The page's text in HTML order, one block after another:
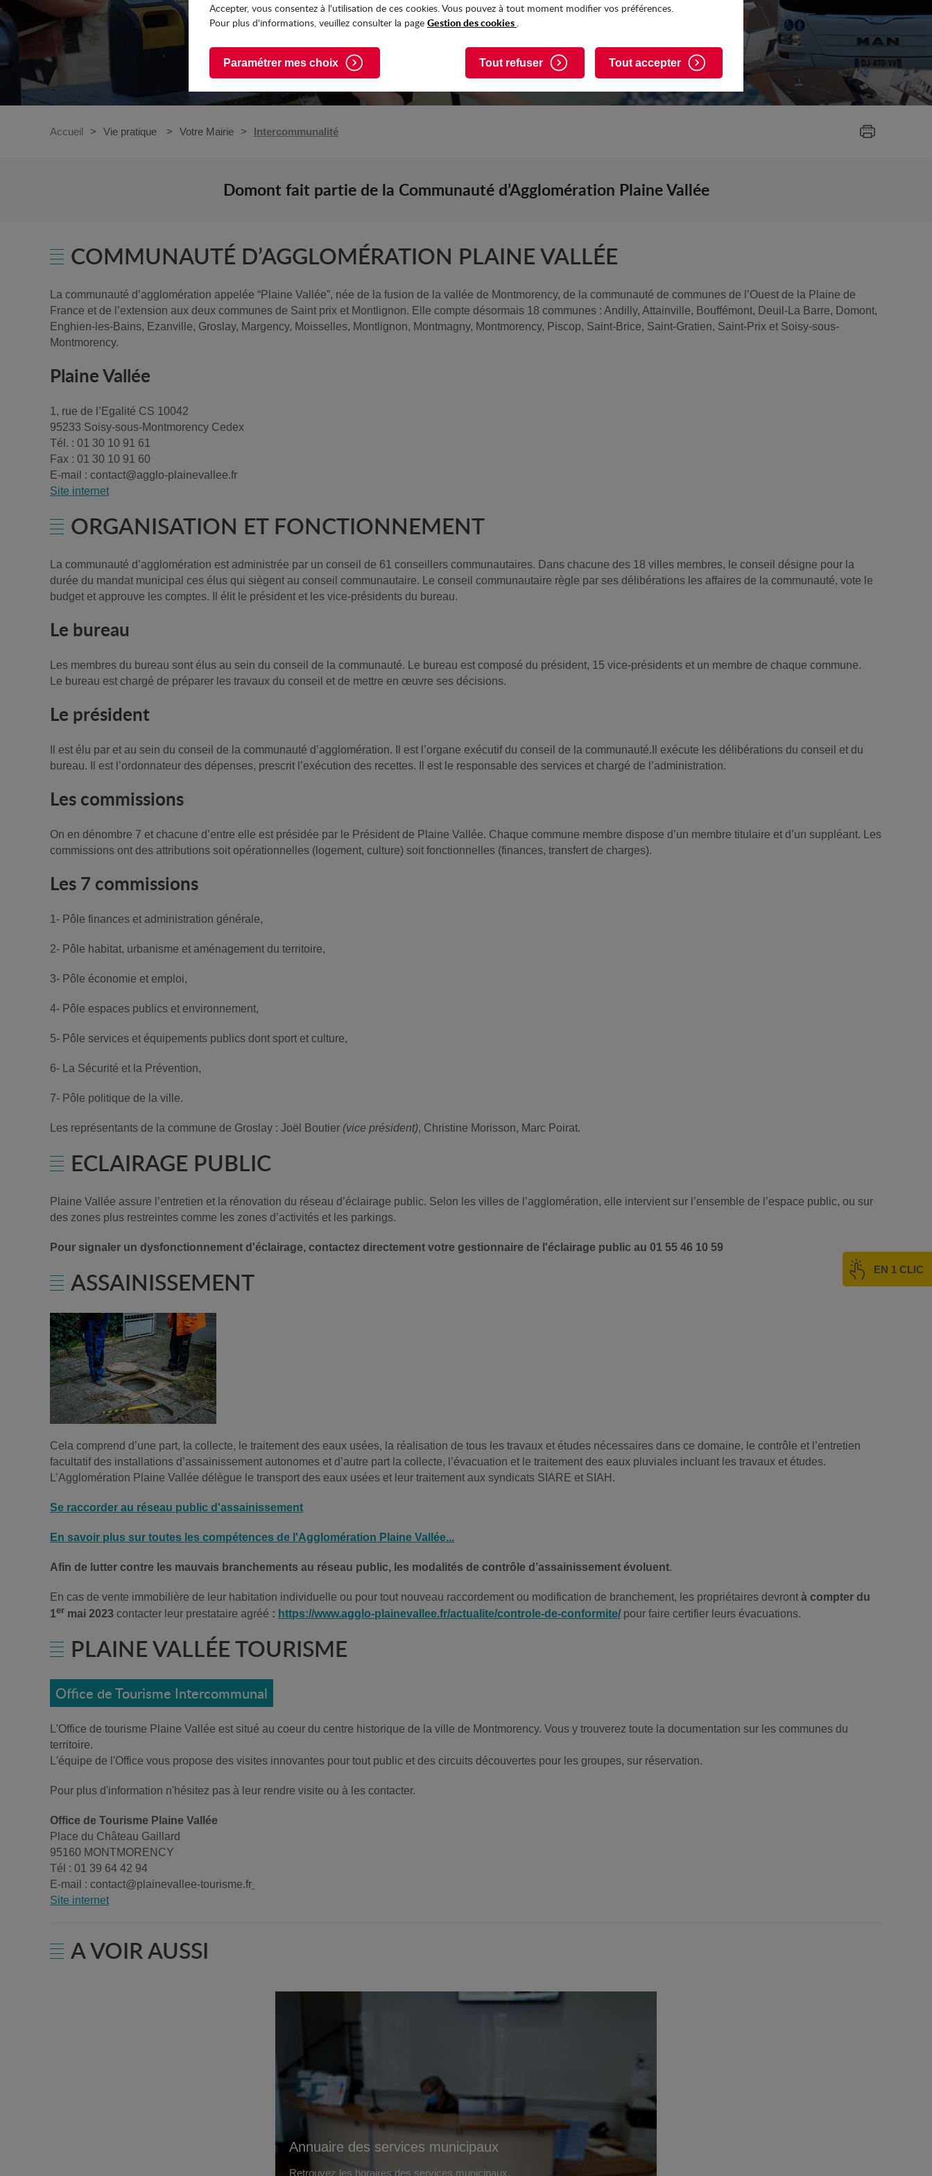
Accepter, vous consentez à l'utilisation de ces cookies. Vous pouvez à tout moment modifier vos préférences.
Pour plus d'informations, veuillez consulter la page Gestion des cookies .
Paramétrer mes choix Tout refuser Tout accepter
EN 1 CLIC
Accueil Vie pratique Votre Mairie Intercommunalité
Domont fait partie de la Communauté d’Agglomération Plaine Vallée
COMMUNAUTÉ D’AGGLOMÉRATION PLAINE VALLÉE
La communauté d’agglomération appelée “Plaine Vallée”, née de la fusion de la vallée de Montmorency, de la communauté de communes de l’Ouest de la Plaine de
France et de l’extension aux deux communes de Saint prix et Montlignon. Elle compte désormais 18 communes : Andilly, Attainville, Bouffémont, Deuil-La Barre, Domont,
Enghien-les-Bains, Ezanville, Groslay, Margency, Moisselles, Montlignon, Montmagny, Montmorency, Piscop, Saint-Brice, Saint-Gratien, Saint-Prix et Soisy-sous-
Montmorency.
Plaine Vallée
1, rue de l’Egalité CS 10042
95233 Soisy-sous-Montmorency Cedex
Tél. : 01 30 10 91 61
Fax : 01 30 10 91 60
E-mail : contact@agglo-plainevallee.fr
Site internet
ORGANISATION ET FONCTIONNEMENT
La communauté d’agglomération est administrée par un conseil de 61 conseillers communautaires. Dans chacune des 18 villes membres, le conseil désigne pour la
durée du mandat municipal ces élus qui siègent au conseil communautaire. Le conseil communautaire règle par ses délibérations les affaires de la communauté, vote le
budget et approuve les comptes. Il élit le président et les vice-présidents du bureau.
Le bureau
Les membres du bureau sont élus au sein du conseil de la communauté. Le bureau est composé du président, 15 vice-présidents et un membre de chaque commune.
Le bureau est chargé de préparer les travaux du conseil et de mettre en œuvre ses décisions.
Le président
Il est élu par et au sein du conseil de la communauté d’agglomération. Il est l’organe exécutif du conseil de la communauté.Il exécute les délibérations du conseil et du
bureau. Il est l’ordonnateur des dépenses, prescrit l’exécution des recettes. Il est le responsable des services et chargé de l’administration.
Les commissions
On en dénombre 7 et chacune d’entre elle est présidée par le Président de Plaine Vallée. Chaque commune membre dispose d’un membre titulaire et d’un suppléant. Les
commissions ont des attributions soit opérationnelles (logement, culture) soit fonctionnelles (finances, transfert de charges).
Les 7 commissions
1- Pôle finances et administration générale,
2- Pôle habitat, urbanisme et aménagement du territoire,
3- Pôle économie et emploi,
4- Pôle espaces publics et environnement,
5- Pôle services et équipements publics dont sport et culture,
6- La Sécurité et la Prévention,
7- Pôle politique de la ville.
Les représentants de la commune de Groslay : Joël Boutier (vice président), Christine Morisson, Marc Poirat.
ECLAIRAGE PUBLIC
Plaine Vallée assure l’entretien et la rénovation du réseau d’éclairage public. Selon les villes de l’agglomération, elle intervient sur l’ensemble de l’espace public, ou sur
des zones plus restreintes comme les zones d’activités et les parkings.
Pour signaler un dysfonctionnement d'éclairage, contactez directement votre gestionnaire de l'éclairage public au 01 55 46 10 59
ASSAINISSEMENT
Cela comprend d’une part, la collecte, le traitement des eaux usées, la réalisation de tous les travaux et études nécessaires dans ce domaine, le contrôle et l’entretien
facultatif des installations d’assainissement autonomes et d’autre part la collecte, l’évacuation et le traitement des eaux pluviales incluant les travaux et études.
L’Agglomération Plaine Vallée délègue le transport des eaux usées et leur traitement aux syndicats SIARE et SIAH.
Se raccorder au réseau public d'assainissement
En savoir plus sur toutes les compétences de l'Agglomération Plaine Vallée...
Afin de lutter contre les mauvais branchements au réseau public, les modalités de contrôle d’assainissement évoluent.
En cas de vente immobilière de leur habitation individuelle ou pour tout nouveau raccordement ou modification de branchement, les propriétaires devront à compter du
1er mai 2023 contacter leur prestataire agréé : https://www.agglo-plainevallee.fr/actualite/controle-de-conformite/pour faire certifier leurs évacuations.
PLAINE VALLÉE TOURISME
Office de Tourisme Intercommunal
L'Office de tourisme Plaine Vallée est situé au coeur du centre historique de la ville de Montmorency. Vous y trouverez toute la documentation sur les communes du
territoire.
L'équipe de l'Office vous propose des visites innovantes pour tout public et des circuits découvertes pour les groupes, sur réservation.
Pour plus d'information n'hésitez pas à leur rendre visite ou à les contacter.
Office de Tourisme Plaine Vallée
Place du Château Gaillard
95160 MONTMORENCY
Tél : 01 39 64 42 94
E-mail : contact@plainevallee-tourisme.fr
Site internet
A VOIR AUSSI
Annuaire des services municipaux
Retrouvez les horaires des services municipaux.